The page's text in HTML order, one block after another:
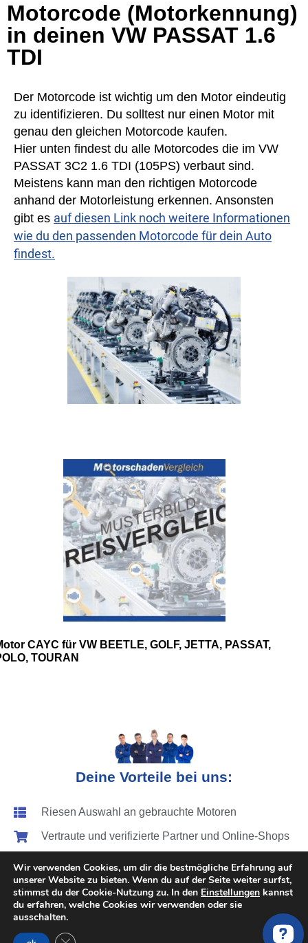
Motorcode (Motorkennung)
in deinen VW PASSAT 1.6
TDI
Der Motorcode ist wichtig um den Motor eindeutig
zu identifizieren. Du solltest nur einen Motor mit
genau den gleichen Motorcode kaufen.
Hier unten findest du alle Motorcodes die im VW
PASSAT 3C2 1.6 TDI (105PS) verbaut sind.
Meistens kann man den richtigen Motorcode
anhand der Motorleistung erkennen. Ansonsten
gibt es auf diesen Link noch weitere Informationen
wie du den passenden Motorcode für dein Auto
findest.
CAYC für VW BEETLE, GOLF, JETTA, PASSAT,
TOURAN
Deine Vorteile bei uns:
Riesen Auswahl an gebrauchte Motoren
Vertraute und verifizierte Partner und Online-Shops
Deutschlandweite Abholung & Motoreinbau
Festpreise für den Motorwechsel
Vergleich von über 200 Motoren Anbieter
Wir verwenden Cookies, um dir die bestmögliche Erfahrung auf
unserer Website zu bieten. Wenn du auf der Seite weiter surfst,
stimmst du der Cookie-Nutzung zu. In den Einstellungen kannst
du erfahren, welche Cookies wir verwenden oder sie
ausschalten.
GDPR Cookie-Banner schließen